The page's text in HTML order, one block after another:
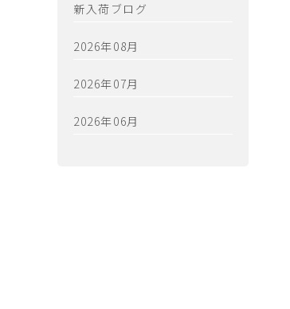
新入荷ブログ
2026年08月
2026年07月
2026年06月